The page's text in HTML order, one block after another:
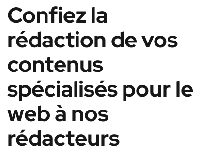
Confiez la
rédaction de vos
contenus
spécialisés pour le
web à nos
rédacteurs